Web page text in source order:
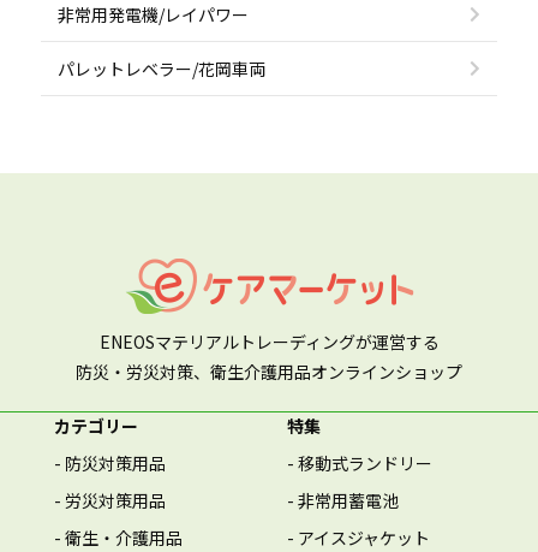
非常用発電機/レイパワー
パレットレベラー/花岡車両
ENEOSマテリアルトレーディングが運営する
防災・労災対策、衛生介護用品オンラインショップ
カテゴリー
- 防災対策用品
- 労災対策用品
- 衛生・介護用品
特集
- 移動式ランドリー
- 非常用蓄電池
- アイスジャケット